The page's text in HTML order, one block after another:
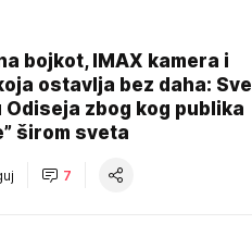
bojkot, IMAX kamera i
ostavlja bez daha: Sve
Odiseja zbog kog publika
širom sveta
7